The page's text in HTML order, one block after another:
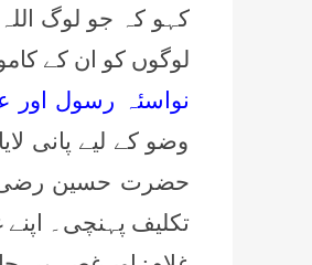
کہو کہ جو لوگ
لوگوں کو ان کے
نواسئہ رسول اور
وضو کے لیے پانی
حضرت حسین رضی
تکلیف پہنچی۔